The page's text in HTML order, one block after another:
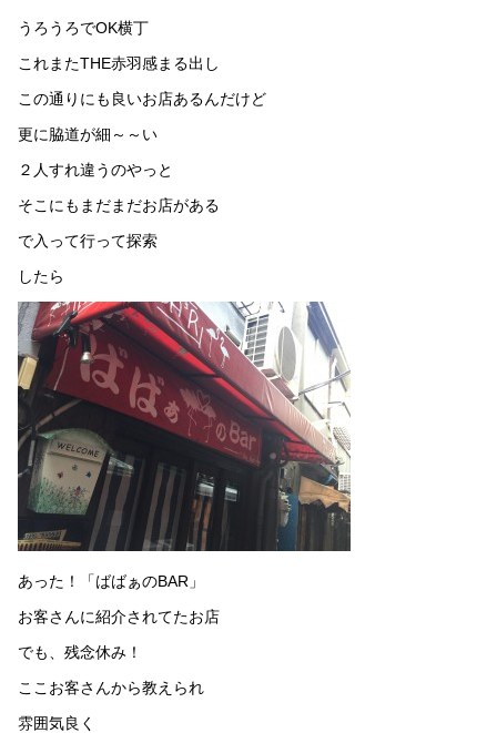
うろうろでOK横丁
これまたTHE赤羽感まる出し
この通りにも良いお店あるんだけど
更に脇道が細～～い
２人すれ違うのやっと
そこにもまだまだお店がある
で入って行って探索
したら
あった！「ばばぁのBAR」
お客さんに紹介されてたお店
でも、残念休み！
ここお客さんから教えられ
雰囲気良く